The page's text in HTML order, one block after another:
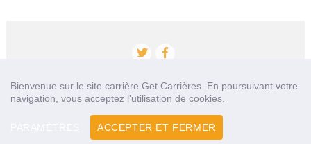
Bienvenue sur le site carrière Get Carrières. En poursuivant votre
navigation, vous acceptez l'utilisation de cookies.
ACCEPTER ET FERMER
Qui sommes nous? Nos partenaires
Mentions légales